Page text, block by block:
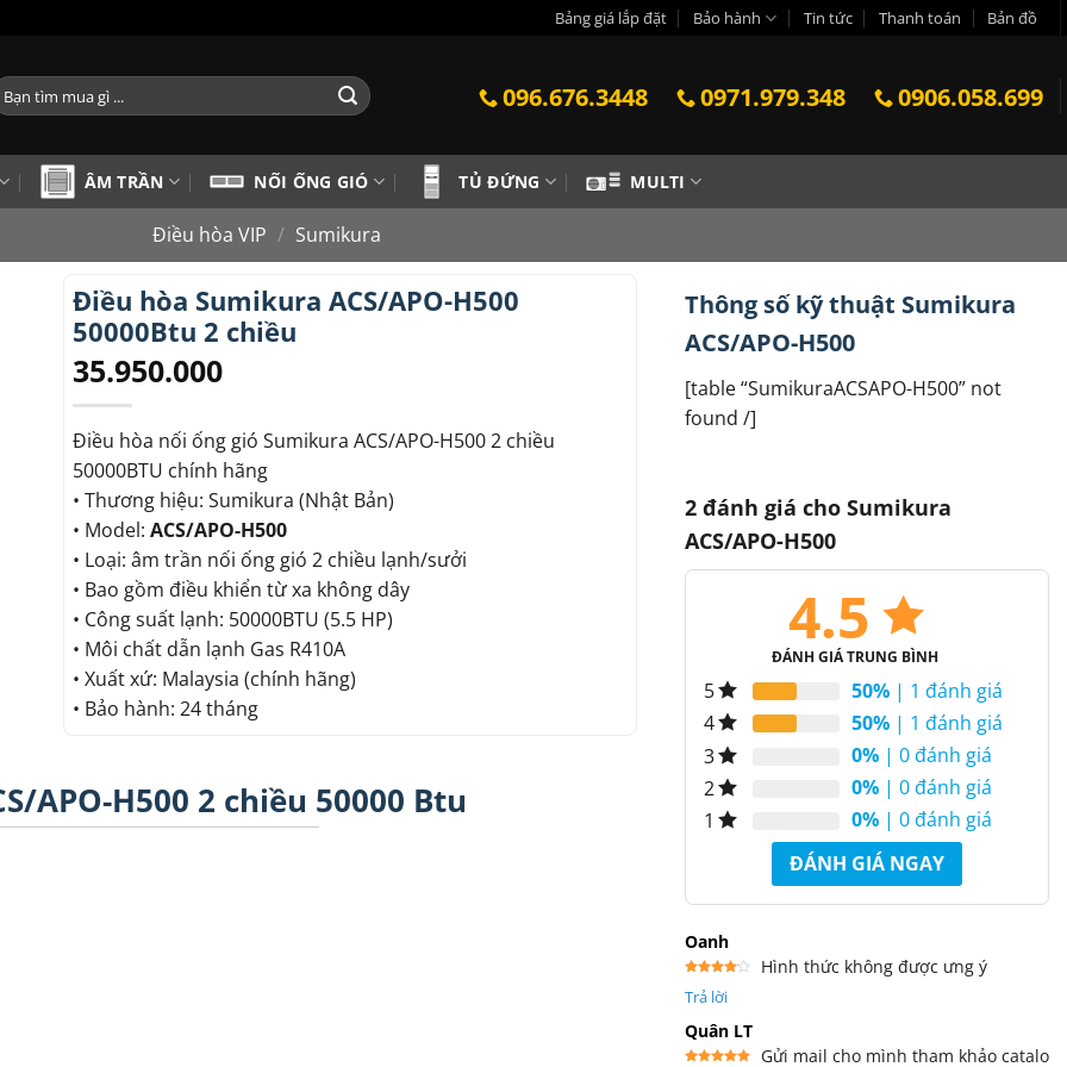
Bảng giá lắp đặt Bảo hành Tin tức Thanh toán Bản đồ
096.676.3448 0971.979.348 0906.058.699
ÂM TRẦN NỐI ỐNG GIÓ TỦ ĐỨNG MULTI
Điều hòa VIP / Sumikura
Điều hòa Sumikura ACS/APO-H500
50000Btu 2 chiều
35.950.000
Điều hòa nối ống gió Sumikura ACS/APO-H500 2 chiều
50000BTU chính hãng
• Thương hiệu: Sumikura (Nhật Bản)
• Model: ACS/APO-H500
• Loại: âm trần nối ống gió 2 chiều lạnh/sưởi
• Bao gồm điều khiển từ xa không dây
• Công suất lạnh: 50000BTU (5.5 HP)
• Môi chất dẫn lạnh Gas R410A
• Xuất xứ: Malaysia (chính hãng)
• Bảo hành: 24 tháng
APO-H500 2 chiều 50000 Btu
Thông số kỹ thuật Sumikura
ACS/APO-H500
[table “SumikuraACSAPO-H500” not
found /]
2 đánh giá cho Sumikura
ACS/APO-H500
4.5
ĐÁNH GIÁ TRUNG BÌNH
5 50% | 1 đánh giá
4
50% | 1 đánh giá
3
0% | 0 đánh giá
2
0% | 0 đánh giá
1
0% | 0 đánh giá
ĐÁNH GIÁ NGAY
Oanh
xếp
5 sao
Hình thức không được ưng ý
Trả lời
Quân LT
Gửi mail cho mình tham khảo catalo